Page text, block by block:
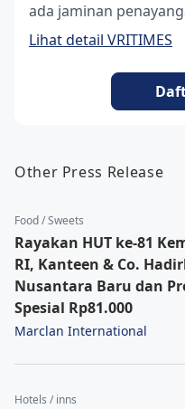
ada jaminan
Lihat detail VRITIMES
Other Press Release
Food / Sweets
Rayakan HUT ke-81
RI, Kanteen & Co.
Nusantara Baru dan
Spesial Rp81.000
Marclan International
Hotels / inns